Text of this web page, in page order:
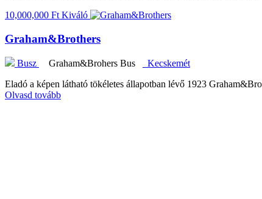
10,000,000 Ft Kiváló
Graham&Brothers
Busz Graham&Brohers Bus
Kecskemét
Eladó a képen látható tökéletes állapotban lévő 1923
Olvasd tovább